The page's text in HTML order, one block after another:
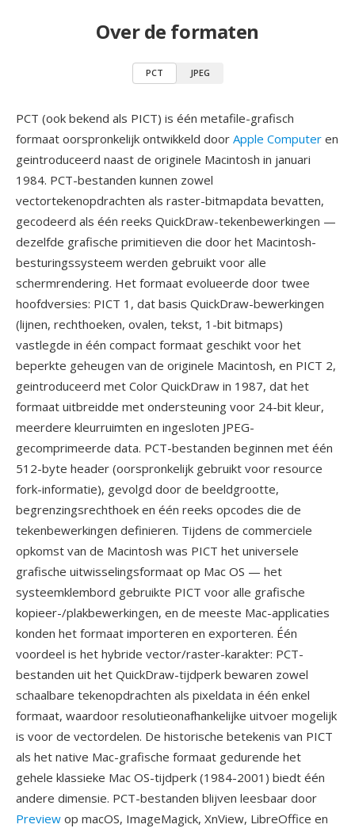
Over de formaten
PCT JPEG
PCT (ook bekend als PICT) is één metafile-grafisch
formaat oorspronkelijk ontwikkeld door Apple Computer en
geintroduceerd naast de originele Macintosh in januari
1984. PCT-bestanden kunnen zowel
vectortekenopdrachten als raster-bitmapdata bevatten,
gecodeerd als één reeks QuickDraw-tekenbewerkingen —
dezelfde grafische primitieven die door het Macintosh-
besturingssysteem werden gebruikt voor alle
schermrendering. Het formaat evolueerde door twee
hoofdversies: PICT 1, dat basis QuickDraw-bewerkingen
(lijnen, rechthoeken, ovalen, tekst, 1-bit bitmaps)
vastlegde in één compact formaat geschikt voor het
beperkte geheugen van de originele Macintosh, en PICT 2,
geintroduceerd met Color QuickDraw in 1987, dat het
formaat uitbreidde met ondersteuning voor 24-bit kleur,
meerdere kleurruimten en ingesloten JPEG-
gecomprimeerde data. PCT-bestanden beginnen met één
512-byte header (oorspronkelijk gebruikt voor resource
fork-informatie), gevolgd door de beeldgrootte,
begrenzingsrechthoek en één reeks opcodes die de
tekenbewerkingen definieren. Tijdens de commerciele
opkomst van de Macintosh was PICT het universele
grafische uitwisselingsformaat op Mac OS — het
systeemklembord gebruikte PICT voor alle grafische
kopieer-/plakbewerkingen, en de meeste Mac-applicaties
konden het formaat importeren en exporteren. Één
voordeel is het hybride vector/raster-karakter: PCT-
bestanden uit het QuickDraw-tijdperk bewaren zowel
schaalbare tekenopdrachten als pixeldata in één enkel
formaat, waardoor resolutieonafhankelijke uitvoer mogelijk
is voor de vectordelen. De historische betekenis van PICT
als het native Mac-grafische formaat gedurende het
gehele klassieke Mac OS-tijdperk (1984-2001) biedt één
andere dimensie. PCT-bestanden blijven leesbaar door
Preview op macOS, ImageMagick, XnView, LibreOffice en